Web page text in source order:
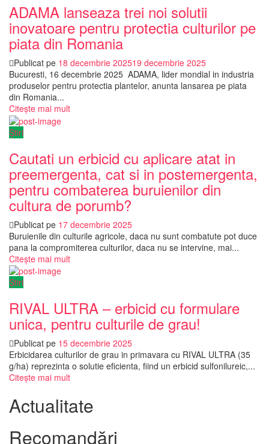
ADAMA lanseaza trei noi solutii
inovatoare pentru protectia culturilor pe
piata din Romania
Publicat pe 18 decembrie 202519 decembrie 2025
Bucuresti, 16 decembrie 2025 ADAMA, lider mondial in industria
produselor pentru protectia plantelor, anunta lansarea pe piata
din Romania...
Citește mai mult
Știri
Cautati un erbicid cu aplicare atat in
preemergenta, cat si in postemergenta,
pentru combaterea buruienilor din
cultura de porumb?
Publicat pe 17 decembrie 2025
Buruienile din culturile agricole, daca nu sunt combatute pot duce
pana la compromiterea culturilor, daca nu se intervine, mai...
Citește mai mult
Știri
RIVAL ULTRA – erbicid cu formulare
unica, pentru culturile de grau!
Publicat pe 15 decembrie 2025
Erbicidarea culturilor de grau in primavara cu RIVAL ULTRA (35
g/ha) reprezinta o solutie eficienta, fiind un erbicid sulfonilureic,...
Citește mai mult
Actualitate
Recomandări